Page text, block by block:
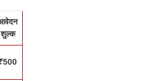
शुल्क